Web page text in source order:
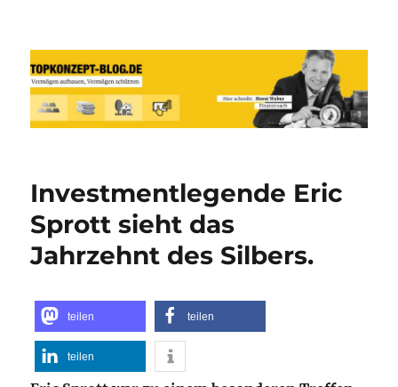
Reich werden und Vermögen
schützen mit Sachwerten-Silber-
Gold-Silbermünzen-Goldmünzen
Investmentlegende Eric
Sprott sieht das
Jahrzehnt des Silbers.
teilen teilen
teilen